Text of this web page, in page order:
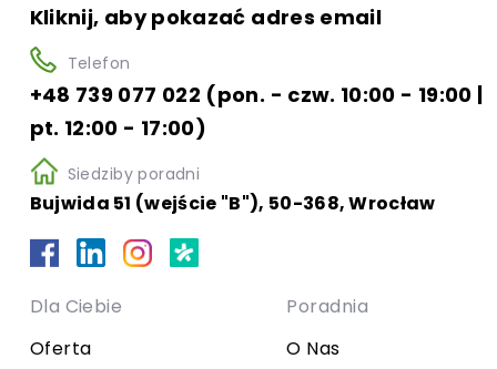
Kliknij, aby pokazać adres email
Telefon
+48 739 077 022 (pon. - czw. 10:00 - 19:00 |
pt. 12:00 - 17:00)
Siedziby poradni
Bujwida 51 (wejście "B"), 50-368, Wrocław
Dla Ciebie
Oferta
Poradnia
O Nas